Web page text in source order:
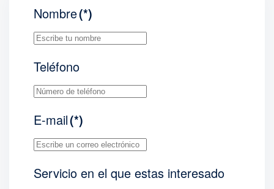
Nombre(*)
Teléfono
E-mail(*)
Servicio en el que estas interesado